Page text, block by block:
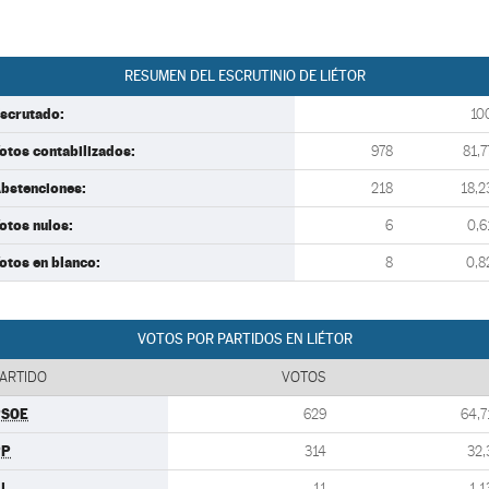
RESUMEN DEL ESCRUTINIO DE LIÉTOR
contabilizados: 978
218
nulos: 6
en blanco: 8
VOTOS POR PARTIDOS EN LIÉTOR
VOTOS
629
314